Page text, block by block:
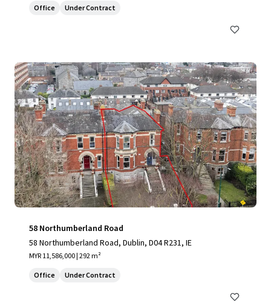
Office Under Contract
58 Northumberland Road
58 Northumberland Road, Dublin, D04 R231, IE
MYR 11,586,000 | 292 m²
Office Under Contract